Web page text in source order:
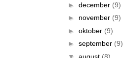
► december (9)
► november (9)
► oktober (9)
► september (9)
▼ august (8)